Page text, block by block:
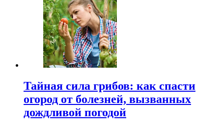
Тайная сила грибов: как спасти
огород от болезней, вызванных
дождливой погодой